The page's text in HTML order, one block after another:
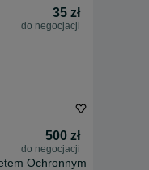
35 zł
do negocjacji
500 zł
do negocjacji
Ochronnym